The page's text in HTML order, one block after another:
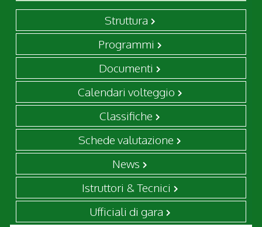
Struttura
Programmi
Documenti
Calendari volteggio
Classifiche
Schede valutazione
News
Istruttori & Tecnici
Ufficiali di gara